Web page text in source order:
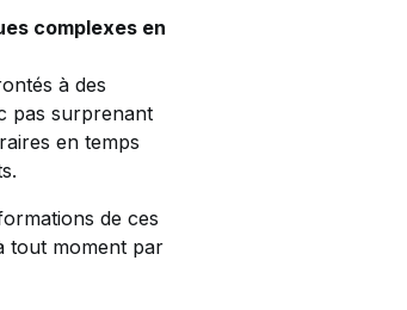
complexes en
à des
pas surprenant
en temps
de ces
tout moment par